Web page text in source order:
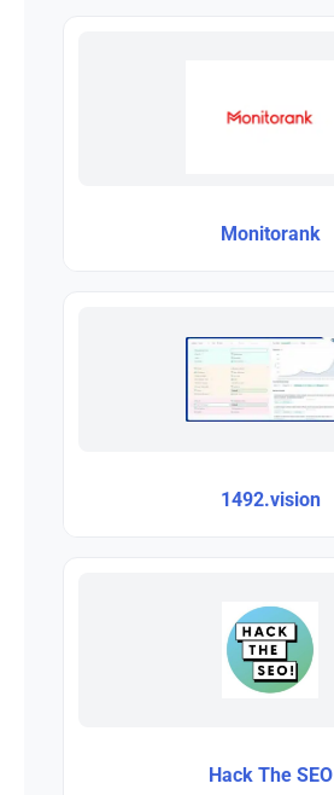
Monitorank
1492.vision
Hack The SEO